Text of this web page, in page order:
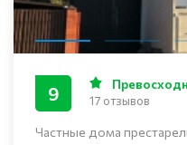
Частные дома
9 17 отзывов